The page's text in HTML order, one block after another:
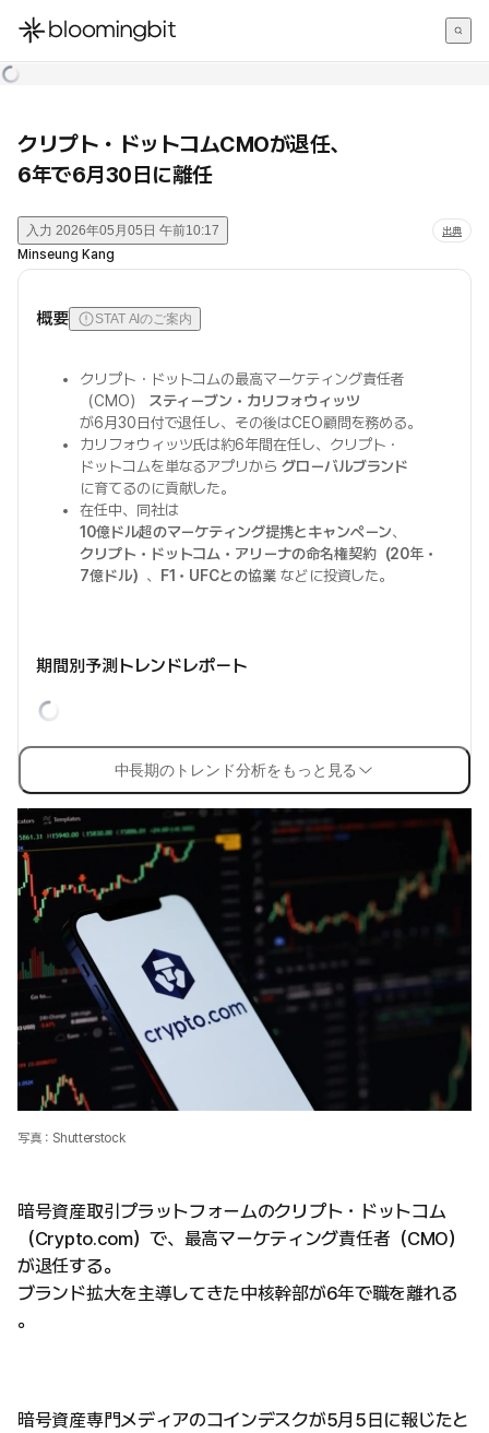
한국어
クリプト・ドットコムCMOが退任、
6年で6月30日に離任
入力 2026年05月05日 午前10:17 出典
Minseung Kang
概要 STAT AIのご案内
クリプト・ドットコムの最高マーケティング責任者
（CMO） スティーブン・カリフォウィッツ
が6月30日付で退任し、その後はCEO顧問を務める。
カリフォウィッツ氏は約6年間在任し、クリプト・
ドットコムを単なるアプリから グローバルブランド
に育てるのに貢献した。
在任中、同社は
10億ドル超のマーケティング提携とキャンペーン、
クリプト・ドットコム・アリーナの命名権契約（20年・
7億ドル） 、 F1・UFCとの協業などに投資した。
期間別予測トレンドレポート
中長期のトレンド分析をもっと見る
写真：Shutterstock
暗号資産取引プラットフォームのクリプト・ドットコム
（Crypto.com）で、最高マーケティング責任者（CMO）
が退任する。
ブランド拡大を主導してきた中核幹部が6年で職を離れる
。
暗号資産専門メディアのコインデスクが5月5日に報じたと